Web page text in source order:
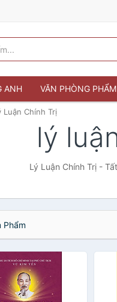
ANH VĂN PHÒNG PHẨM
Luận Chính Trị
lý
Lý Luận Chính Trị -